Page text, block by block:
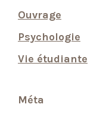
Ouvrage
Psychologie
Vie étudiante
Méta